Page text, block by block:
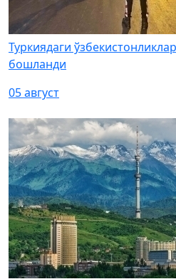
Туркиядаги
бошланди
05 август